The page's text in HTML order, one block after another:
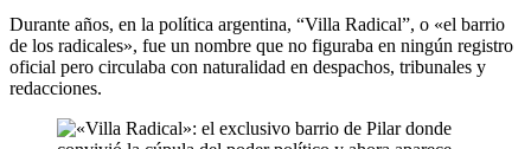
Durante años, en la política argentina, “Villa Radical”, o «el barrio
de los radicales», fue un nombre que no figuraba en ningún registro
oficial pero circulaba con naturalidad en despachos, tribunales y
redacciones.